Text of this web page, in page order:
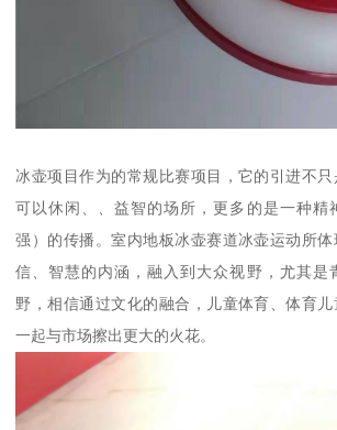
冰壶项目作为的常规比赛项目，它的引进不
可以休闲、、益智的场所，更多的是一种精
强）的传播。室内地板冰壶赛道冰壶运动所
信、智慧的内涵，融入到大众视野，尤其是
野，相信通过文化的融合，儿童体育、体育儿
一起与市场擦出更大的火花。